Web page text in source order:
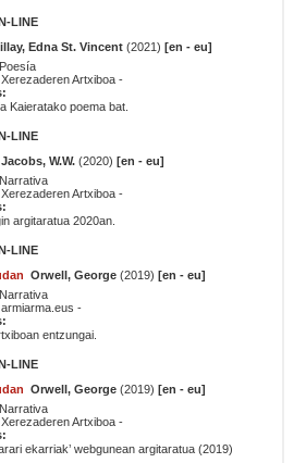
LINE
Edna St. Vincent (2021)[en - eu]
Poesía
Xerezaderen Artxiboa -
Kaieratako poema bat.
LINE
Jacobs, W.W. (2020)[en - eu]
Narrativa
Xerezaderen Artxiboa -
argitaratua 2020an.
LINE
Orwell, George (2019)[en - eu]
Narrativa
armiarma.eus -
entzungai
LINE
Orwell, George (2019)[en - eu]
Narrativa
Xerezaderen Artxiboa -
ekarriak’ webgunean argitaratua (2019)